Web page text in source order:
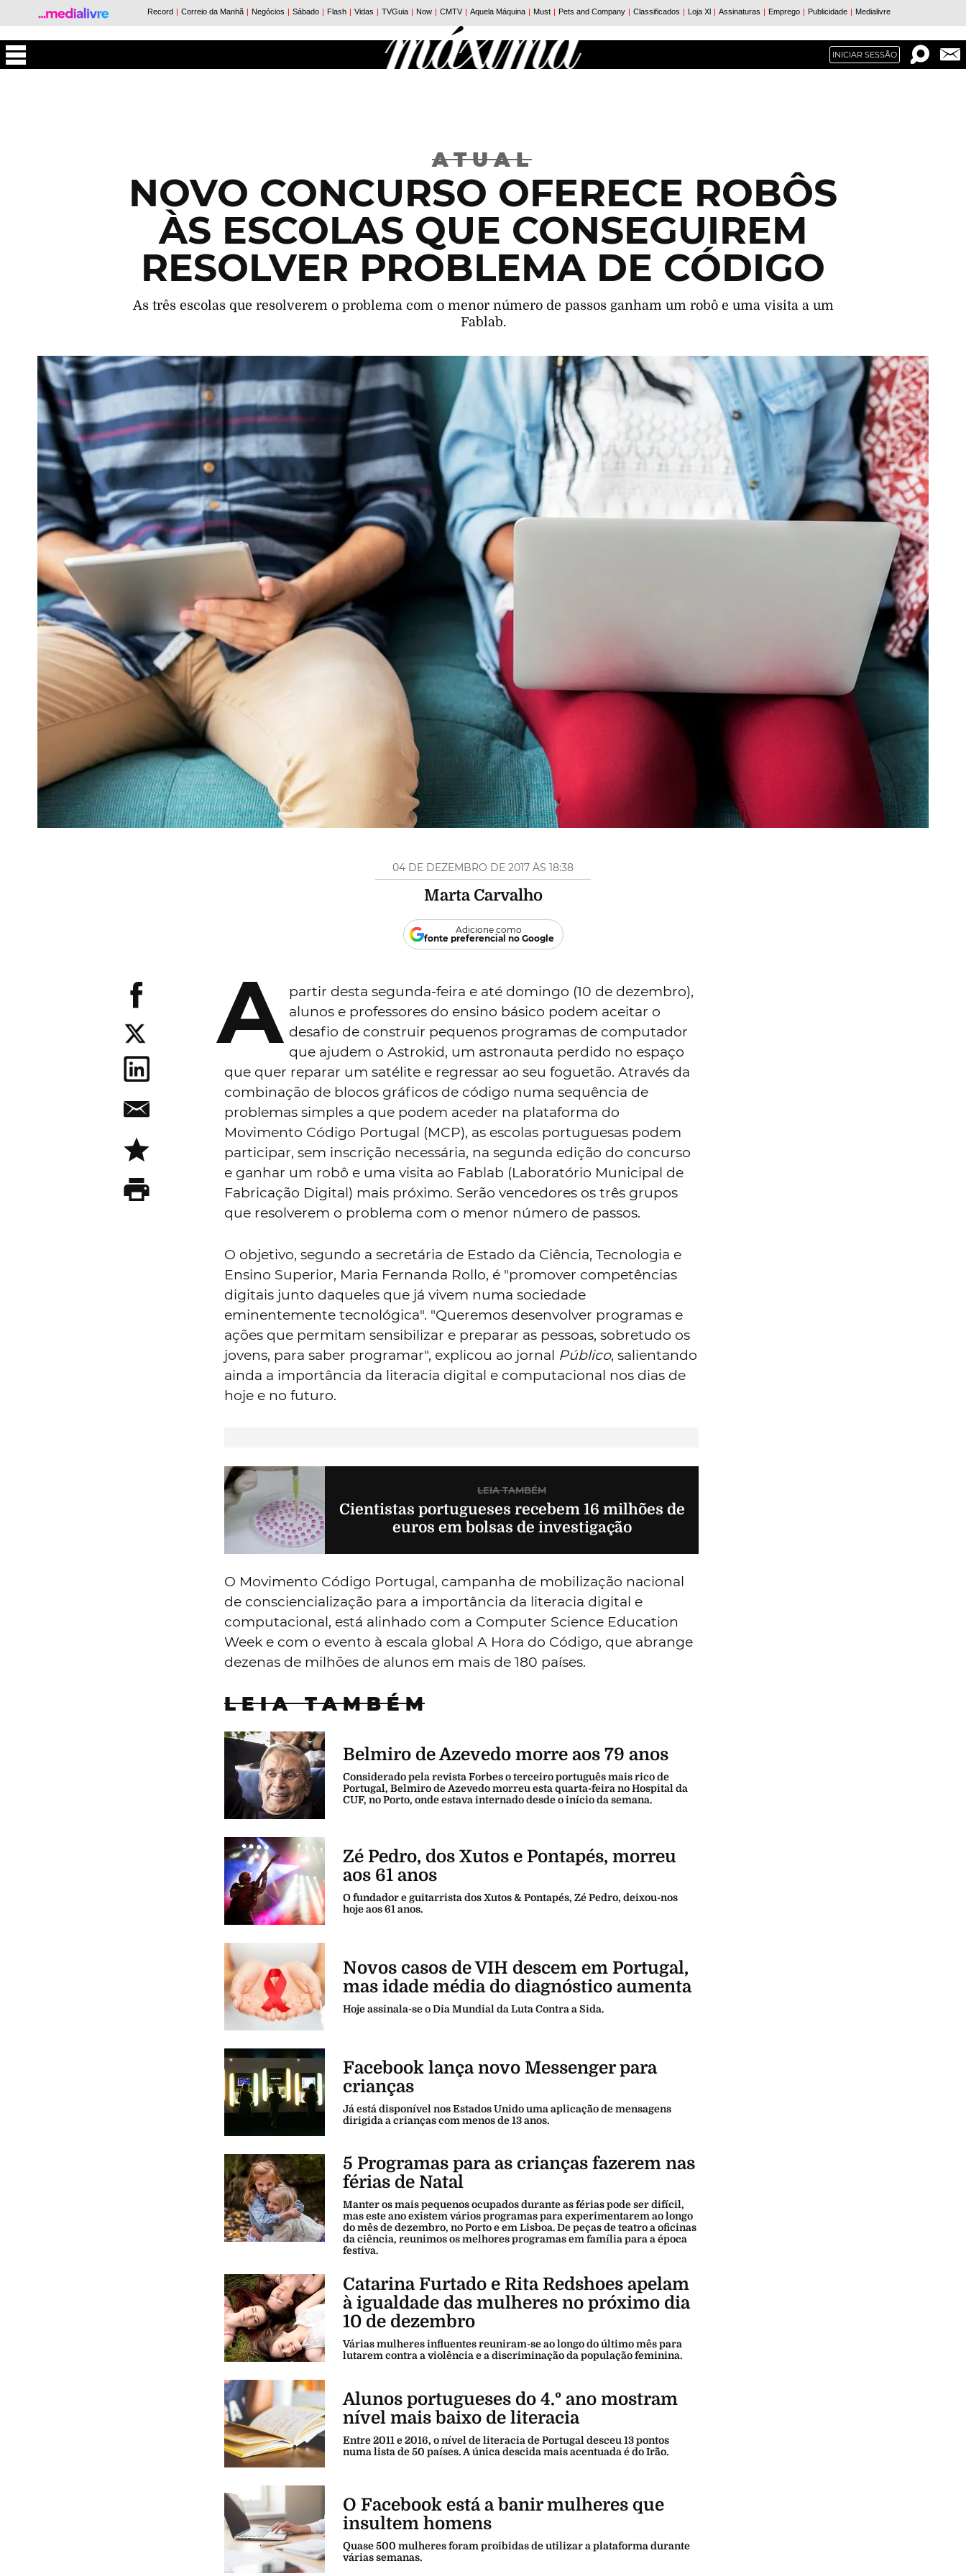
INICIAR SESSÃO
ATUAL
NOVO CONCURSO OFERECE ROBÔS
ÀS ESCOLAS QUE CONSEGUIREM
RESOLVER PROBLEMA DE CÓDIGO
As três escolas que resolverem o problema com o menor número de passos ganham um robô e uma visita a um
Fablab.
04 DE DEZEMBRO DE 2017 ÀS 18:38
Marta Carvalho
Adicione como
fonte preferencial no Google
A partir desta segunda-feira e até domingo (10 de dezembro),
alunos e professores do ensino básico podem aceitar o
desafio de construir pequenos programas de computador
que ajudem o Astrokid, um astronauta perdido no espaço
que quer reparar um satélite e regressar ao seu foguetão. Através da
combinação de blocos gráficos de código numa sequência de
problemas simples a que podem aceder na plataforma do
Movimento Código Portugal (MCP), as escolas portuguesas podem
participar, sem inscrição necessária, na segunda edição do concurso
e ganhar um robô e uma visita ao Fablab (Laboratório Municipal de
Fabricação Digital) mais próximo. Serão vencedores os três grupos
que resolverem o problema com o menor número de passos.
O objetivo, segundo a secretária de Estado da Ciência, Tecnologia e
Ensino Superior, Maria Fernanda Rollo, é "promover competências
digitais junto daqueles que já vivem numa sociedade
eminentemente tecnológica". "Queremos desenvolver programas e
ações que permitam sensibilizar e preparar as pessoas, sobretudo os
jovens, para saber programar", explicou ao jornal Público, salientando
ainda a importância da literacia digital e computacional nos dias de
hoje e no futuro.
LEIA TAMBÉM
Cientistas portugueses recebem 16 milhões de
euros em bolsas de investigação
O Movimento Código Portugal, campanha de mobilização nacional
de consciencialização para a importância da literacia digital e
computacional, está alinhado com a Computer Science Education
Week e com o evento à escala global A Hora do Código, que abrange
dezenas de milhões de alunos em mais de 180 países.
LEIA TAMBÉM
Belmiro de Azevedo morre aos 79 anos
Considerado pela revista Forbes o terceiro português mais rico de
Portugal, Belmiro de Azevedo morreu esta quarta-feira no Hospital da
CUF, no Porto, onde estava internado desde o início da semana.
Zé Pedro, dos Xutos e Pontapés, morreu
aos 61 anos
O fundador e guitarrista dos Xutos & Pontapés, Zé Pedro, deixou-nos
hoje aos 61 anos.
Novos casos de VIH descem em Portugal,
mas idade média do diagnóstico aumenta
Hoje assinala-se o Dia Mundial da Luta Contra a Sida.
Facebook lança novo Messenger para
crianças
Já está disponível nos Estados Unido uma aplicação de mensagens
dirigida a crianças com menos de 13 anos.
5 Programas para as crianças fazerem nas
férias de Natal
Manter os mais pequenos ocupados durante as férias pode ser difícil,
mas este ano existem vários programas para experimentarem ao longo
do mês de dezembro, no Porto e em Lisboa. De peças de teatro a oficinas
da ciência, reunimos os melhores programas em família para a época
festiva.
Catarina Furtado e Rita Redshoes apelam
à igualdade das mulheres no próximo dia
10 de dezembro
Várias mulheres influentes reuniram-se ao longo do último mês para
lutarem contra a violência e a discriminação da população feminina.
Alunos portugueses do 4.º ano mostram
nível mais baixo de literacia
Entre 2011 e 2016, o nível de literacia de Portugal desceu 13 pontos
numa lista de 50 países. A única descida mais acentuada é do Irão.
O Facebook está a banir mulheres que
insultem homens
Quase 500 mulheres foram proibidas de utilizar a plataforma durante
várias semanas.